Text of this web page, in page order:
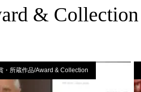
& Collection
・所蔵作品/Award & Collection